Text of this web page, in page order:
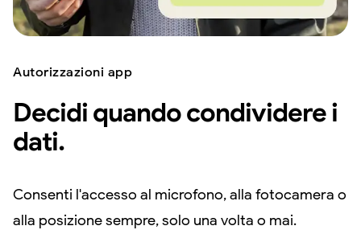
Autorizzazioni app
Decidi quando condividere i
dati.
Consenti l'accesso al microfono, alla fotocamera o
alla posizione sempre, solo una volta o mai.